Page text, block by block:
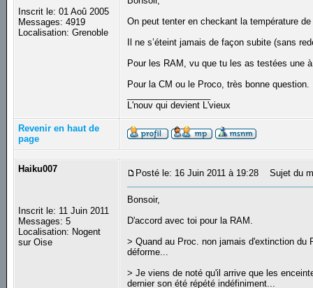
Inscrit le: 01 Aoû 2005
Messages: 4919
Localisation: Grenoble
On peut tenter en checkant la température
Il ne s’éteint jamais de façon subite (sans
Pour les RAM, vu que tu les as testées une
Pour la CM ou le Proco, très bonne
L'nouv qui devient L'vieux
Revenir en haut de
page
Haiku007
Inscrit le: 11 Juin 2011
Messages: 5
Localisation: Nogent
sur Oise
Posté le: 16 Juin 2011 à 19:28 Sujet du
Bonsoir,
D'accord avec toi pour la RAM.
> Quand au Proc. non jamais d'extinction
déforme...
> Je viens de noté qu'il arrive que les
dernier son été répété indéfiniment...